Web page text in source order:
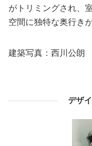
がトリミングされ、
空間に独特な奥行き
建築写真：西川公朗
デザ